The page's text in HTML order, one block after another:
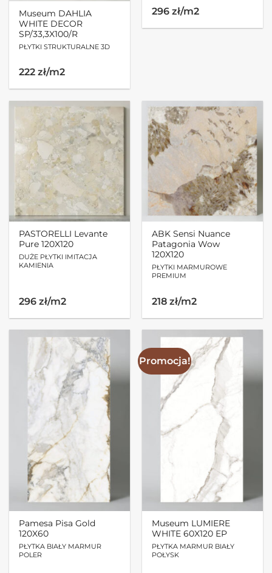
Museum DAHLIA
WHITE DECOR
SP/33,3X100/R
PŁYTKI STRUKTURALNE 3D
222 zł/m2
296 zł/m2
PASTORELLI Levante
Pure 120X120
DUŻE PŁYTKI IMITACJA
KAMIENIA
296 zł/m2
ABK Sensi Nuance
Patagonia Wow
120X120
PŁYTKI MARMUROWE
PREMIUM
218 zł/m2
Pamesa Pisa Gold
120X60
PŁYTKA BIAŁY MARMUR
POLER
Promocja!
Museum LUMIERE
WHITE 60X120 EP
PŁYTKA MARMUR BIAŁY
POŁYSK